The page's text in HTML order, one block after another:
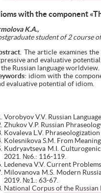
with the component
K.A.,
student of 2 course
. The article examines
and evaluative
Russian language worldview.
: idiom with the
evaluative potential of idiom.
Vorobyov V.V. Russian
Zhukov V.P. Russian
Kovaleva L.V.
Kolesnikova S.M. From
Kudryavtseva M.I.
2021. №6.: 116-119.
Ledeneva V.V. Current
Milovanova M.S. Modern
2019. №1.: 63-67.
National Corpus of the Russian